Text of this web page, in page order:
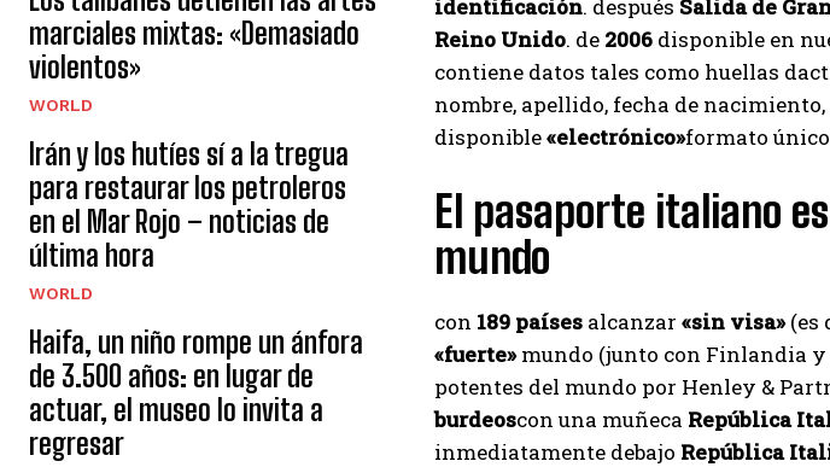
I WANT
I've read and accept thePrivacy
Aygen
marciales mixtas: «Demasiado
violentos»
WORLD
Irán y los hutíes sí a la tregua
para restaurar los petroleros
en el Mar Rojo – noticias de
última hora
WORLD
Haifa, un niño rompe un ánfora
de 3.500 años: en lugar de
actuar, el museo lo invita a
regresar
identificación. después Salida de
Reino Unido. de 2006 disponible en
contiene datos tales como huellas
nombre, apellido, fecha de
disponible«electrónico»formato
El pasaporte italiano
mundo
con 189 países alcanzar «sin visa»(es
«fuerte»mundo (junto con Finlandia y
potentes del mundo por Henley &
burdeoscon una muñeca República
inmediatamente debajo República